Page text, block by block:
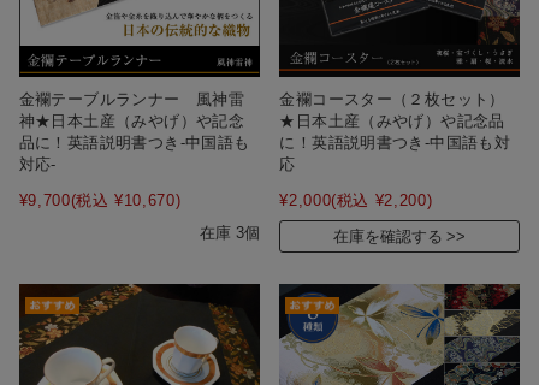
金襴テーブルランナー 風神雷
神★日本土産（みやげ）や記念
品に！英語説明書つき-中国語も
対応-
¥9,700(税込 ¥10,670)
在庫 3個
金襴コースター（２枚セット）
★日本土産（みやげ）や記念品
に！英語説明書つき-中国語も対
応
¥2,000(税込 ¥2,200)
在庫を確認する